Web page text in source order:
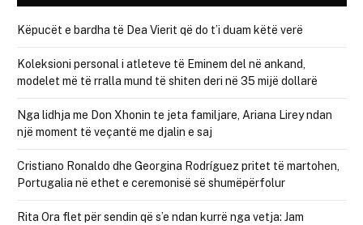
Këpucët e bardha të Dea Vierit që do t’i duam këtë verë
Koleksioni personal i atleteve të Eminem del në ankand,
modelet më të rralla mund të shiten deri në 35 mijë dollarë
Nga lidhja me Don Xhonin te jeta familjare, Ariana Lirey ndan
një moment të veçantë me djalin e saj
Cristiano Ronaldo dhe Georgina Rodríguez pritet të martohen,
Portugalia në ethet e ceremonisë së shumëpërfolur
Rita Ora flet për sendin që s’e ndan kurrë nga vetja: Jam